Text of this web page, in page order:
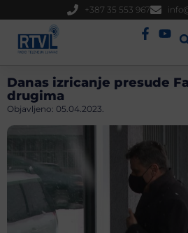
+387 35 553 967
Danas izricanje presude
drugima
Objavljeno: 05.04.2023.